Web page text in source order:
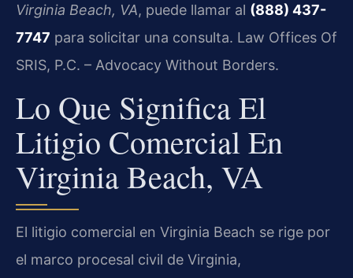
Virginia Beach, VA, puede llamar al (888) 437-
7747 para solicitar una consulta. Law Offices Of
SRIS, P.C. – Advocacy Without Borders.
Lo Que Significa El
Litigio Comercial En
Virginia Beach, VA
El litigio comercial en Virginia Beach se rige por
el marco procesal civil de Virginia,